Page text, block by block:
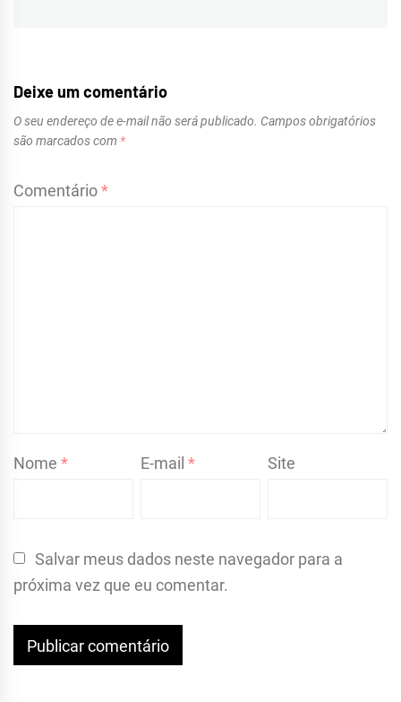
Deixe um comentário
O seu endereço de e-mail não será publicado. Campos obrigatórios
são marcados com *
Comentário*
Nome * E-mail* Site
Salvar meus dados neste navegador para a
próxima vez que eu comentar.